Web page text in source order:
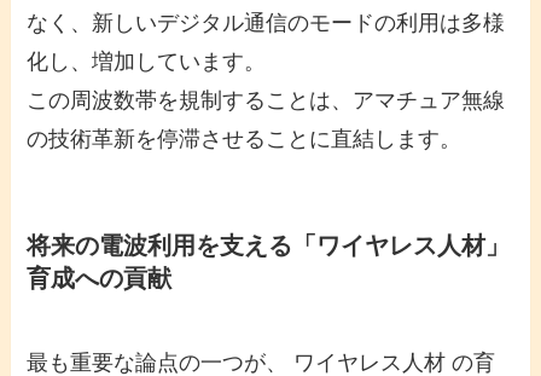
なく、新しいデジタル通信のモードの利用は多様
化し、増加しています。
この周波数帯を規制することは、アマチュア無線
の技術革新を停滞させることに直結します。
将来の電波利用を支える「ワイヤレス人材」
育成への貢献
最も重要な論点の一つが、 ワイヤレス人材 の育